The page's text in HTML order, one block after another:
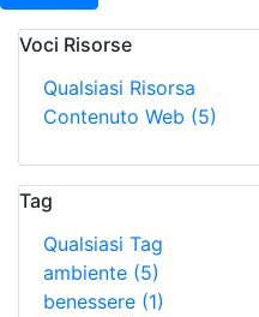
Voci Risorse
Qualsiasi Risorsa
Contenuto Web (5)
Tag
Qualsiasi Tag
ambiente (5)
benessere (1)